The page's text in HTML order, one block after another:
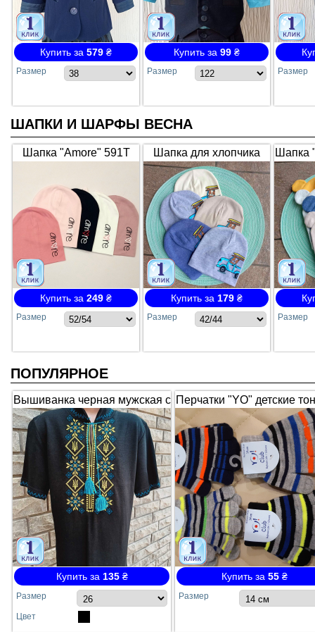
Купить за 579 ₴
Размер
Купить за 99 ₴
Размер Размер
ШАПКИ И ШАРФЫ ВЕСНА
Шапка "Amore" 591Т
Купить за 249 ₴
Размер
Шапка для хлопчика
552Т, демі, трикотажна,
подвійна
Купить за 179 ₴
Размер
Шапка
Размер
ПОПУЛЯРНОЕ
Вышиванка черная мужская с
коротким рукавом "Гербы"
Купить за 135₴
Размер
Цвет
Перчатки "YO" детские
полосатые
Купить за 55₴
Размер